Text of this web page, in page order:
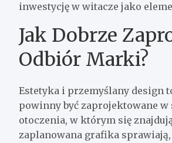
inwestycję w witacze jako
Jak Dobrze
Odbiór Marki?
Estetyka i przemyślany design
powinny być zaprojektowane
otoczenia, w którym się
zaplanowana grafika